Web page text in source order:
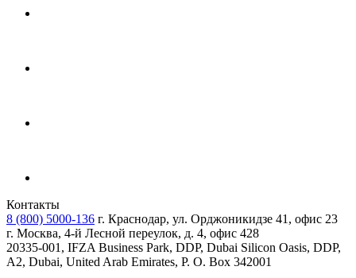
Контакты
8 (800) 5000-136 г. Краснодар, ул. Орджоникидзе 41, офис 23
г. Москва, 4-й Лесной переулок, д. 4, офис 428
20335-001, IFZA Business Park, DDP, Dubai Silicon Oasis, DDP,
A2, Dubai, United Arab Emirates, P. O. Box 342001